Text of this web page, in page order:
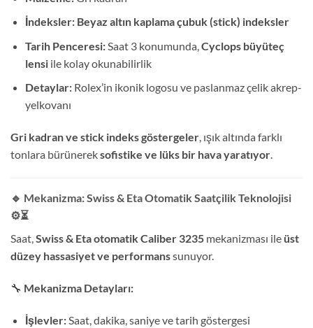
İndeksler: Beyaz altın kaplama çubuk (stick) indeksler
Tarih Penceresi:Saat 3 konumunda,Cyclops büyüteç
lensiile kolay okunabilirlik
Detaylar:Rolex’in ikonik logosu ve paslanmaz çelik akrep-
yelkovanı
Gri kadran ve stick indeks göstergeler, ışık altında farklı
tonlara bürünereksofistike ve lüks bir hava yaratıyor.
🔹 Mekanizma: Swiss & Eta Otomatik Saatçilik Teknolojisi
⚙️⏳
Saat,Swiss & Eta otomatik Caliber 3235 mekanizması ile üst
düzey hassasiyet ve performanssunuyor.
🔧 Mekanizma Detayları:
İşlevler:Saat, dakika, saniye ve tarih göstergesi